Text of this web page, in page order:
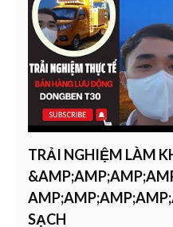
TRẢI NGHIỆM LÀM
SẠCH